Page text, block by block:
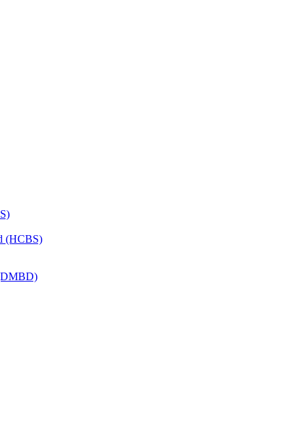
(HCBS)